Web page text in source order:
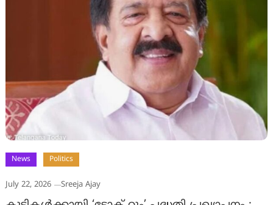
News Politics
July 22, 2026 Sreeja Ajay